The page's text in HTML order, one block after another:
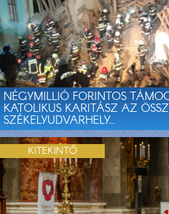
NÉGYMILLIÓ FORINTOS
KATOLIKUS KARITÁSZ AZ
SZÉKELYUDVARHELY...
KITEKINTŐ